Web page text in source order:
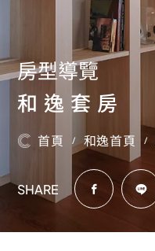
房型導覽
和逸套房
首頁 / 和逸首頁 /
SHARE